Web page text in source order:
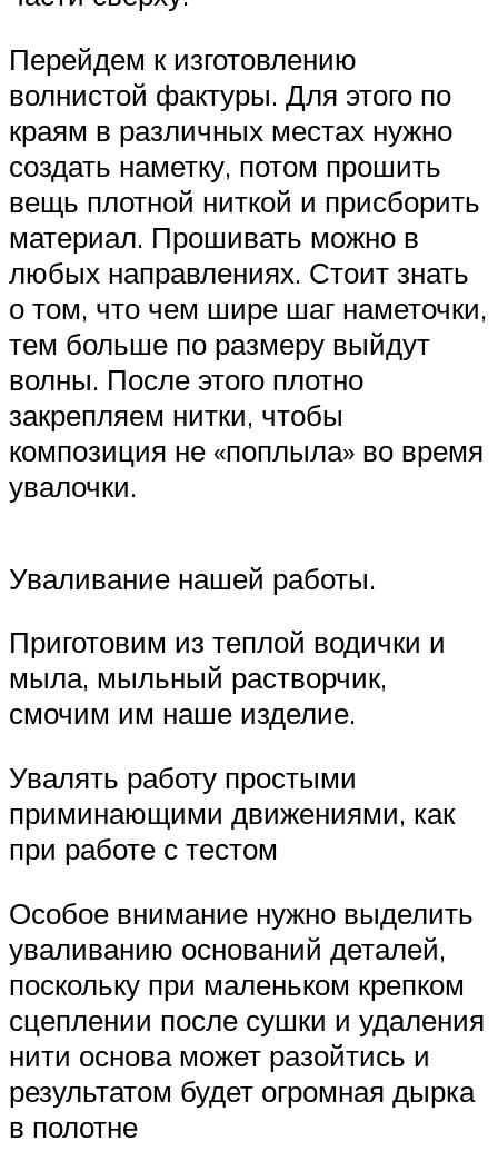
Перейдем к изготовлению
волнистой фактуры. Для этого по
краям в различных местах нужно
создать наметку, потом прошить
вещь плотной ниткой и присборить
материал. Прошивать можно в
любых направлениях. Стоит знать
о том, что чем шире шаг наметочки,
тем больше по размеру выйдут
волны. После этого плотно
закрепляем нитки, чтобы
композиция не «поплыла» во время
увалочки.
Уваливание нашей работы.
Приготовим из теплой водички и
мыла, мыльный растворчик,
смочим им наше изделие.
Увалять работу простыми
приминающими движениями, как
при работе с тестом
Особое внимание нужно выделить
уваливанию оснований деталей,
поскольку при маленьком крепком
сцеплении после сушки и удаления
нити основа может разойтись и
результатом будет огромная дырка
в полотне